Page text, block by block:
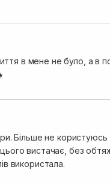
в мене не було, а в
Більше не
вистачає, без
використала.